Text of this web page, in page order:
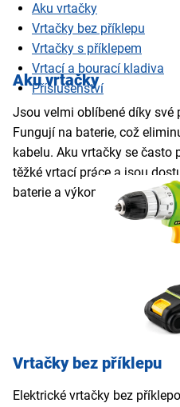
Aku vrtačky
Vrtačky bez příklepu
Vrtačky s příklepem
Vrtací a bourací kladiva
Příslušenství
Aku vrtačky
Jsou velmi oblíbené díky své
Fungují na baterie, což
kabelu. Aku vrtačky se často
těžké vrtací práce a jsou
baterie a výkonem.
Vrtačky bez příklepu
Elektrické vrtačky bez